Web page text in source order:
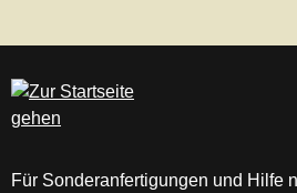
Für Sonderanfertigungen und Hilfe